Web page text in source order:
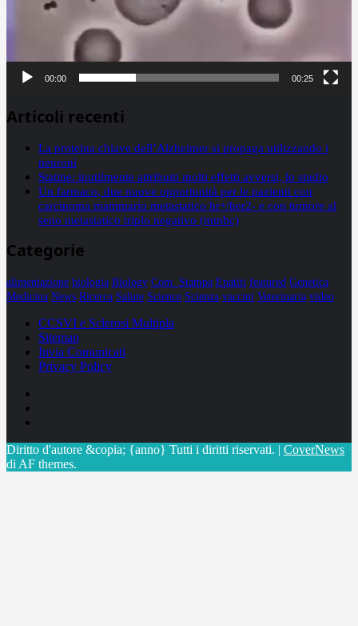
00:00 00:25
Articoli recenti
La proteina chiave dell’Alzheimer si propaga utilizzando i
neuroni
Statine: inutilmente attribuiti molti effetti avversi, lo studio
Un farmaco, due nuove opportunità per le pazienti con
carcinoma mammario metastatico hr+/her2- e con tumore al
seno metastatico triplo negativo (mtnbc)
Categorie
alimentazione biologia Biology Com. Stampa Epatiti featured Genetica
Medicina News Ricerca Salute Science Scienza vaccini Veterinaria video
CCSVI e Sclerosi Multipla
Sitemap
Invia Comunicati
Privacy Policy
Diritto d'autore &copia; {anno} Tutti i diritti riservati. | CoverNews
di AF themes.